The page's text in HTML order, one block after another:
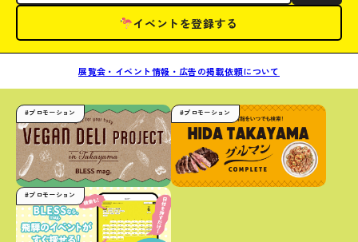
イベントを登録する
展覧会・イベント情報・広告の掲載依頼について
#プロモーション #プロモーション
#プロモーション